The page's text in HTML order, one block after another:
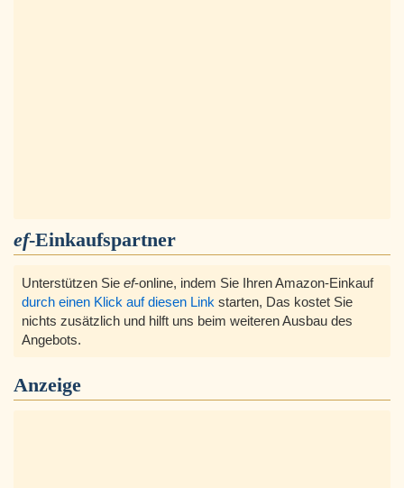
ef-Einkaufspartner
Unterstützen Sie ef-online, indem Sie Ihren Amazon-Einkauf
durch einen Klick auf diesen Link starten, Das kostet Sie
nichts zusätzlich und hilft uns beim weiteren Ausbau des
Angebots.
Anzeige